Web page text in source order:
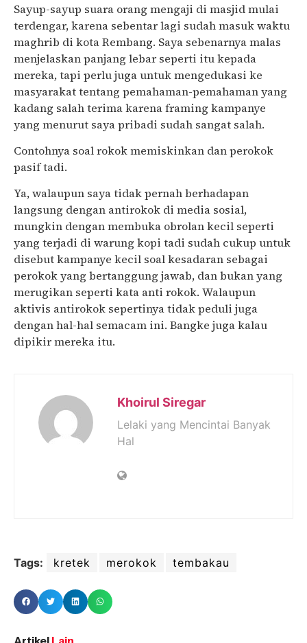
Sayup-sayup suara orang mengaji di masjid mulai
terdengar, karena sebentar lagi sudah masuk waktu
maghrib di kota Rembang. Saya sebenarnya malas
menjelaskan panjang lebar seperti itu kepada
mereka, tapi perlu juga untuk mengedukasi ke
masyarakat tentang pemahaman-pemahaman yang
kadang salah terima karena framing kampanye
yang menurut saya pribadi sudah sangat salah.
Contohnya soal rokok memiskinkan dan perokok
pasif tadi.
Ya, walaupun saya tidak pernah berhadapan
langsung dengan antirokok di media sosial,
mungkin dengan membuka obrolan kecil seperti
yang terjadi di warung kopi tadi sudah cukup untuk
disebut kampanye kecil soal kesadaran sebagai
perokok yang bertanggung jawab, dan bukan yang
merugikan seperti kata anti rokok. Walaupun
aktivis antirokok sepertinya tidak peduli juga
dengan hal-hal semacam ini. Bangke juga kalau
dipikir mereka itu.
Khoirul Siregar
Lelaki yang Mencintai Banyak
Hal
Tags: kretek merokok tembakau
Artikel Lain